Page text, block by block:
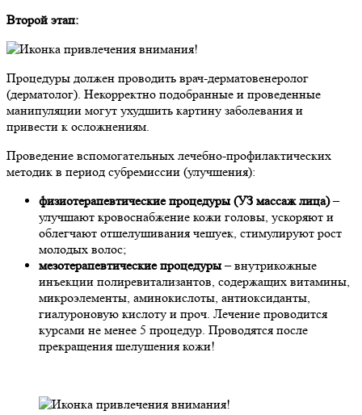
Второй этап:
Процедуры должен проводить врач-дерматовенеролог
(дерматолог). Некорректно подобранные и проведенные
манипуляции могут ухудшить картину заболевания и
привести к осложнениям.
Проведение вспомогательных лечебно-профилактических
методик в период субремиссии (улучшения):
физиотерапевтические процедуры (УЗ массаж лица)–
улучшают кровоснабжение кожи головы, ускоряют и
облегчают отшелушивания чешуек, стимулируют рост
молодых волос;
мезотерапевтические процедуры– внутрикожные
инъекции полиревитализантов, содержащих витамины,
микроэлементы, аминокислоты, антиоксиданты,
гиалуроновую кислоту и проч. Лечение проводится
курсами не менее 5 процедур. Проводятся после
прекращения шелушения кожи!